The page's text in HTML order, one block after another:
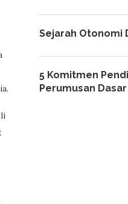
Sejarah Otonomi
5 Komitmen
Perumusan